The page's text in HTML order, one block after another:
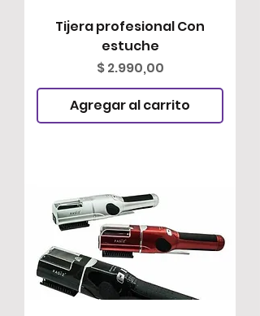
Tijera profesional Con
estuche
Precio
$ 2.990,00
Agregar al carrito